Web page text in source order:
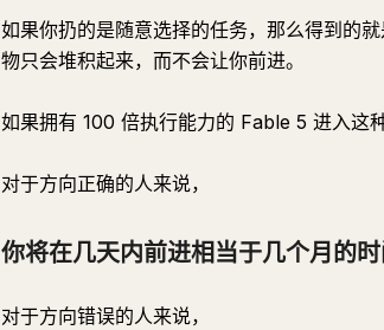
如果你扔的是随意选择的任务，那么得到的
物只会堆积起来，而不会让你前进。
如果拥有 100 倍执行能力的 Fable 5 进入这
对于方向正确的人来说，
你将在几天内前进相当于几个月的时
对于方向错误的人来说，